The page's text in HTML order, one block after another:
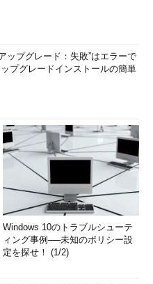
ップグレード：失敗”はエラーで
プグレードインストールの簡単
Windows 10のトラブルシューテ
ィング事例──未知のポリシー設
定を探せ！ (1/2)